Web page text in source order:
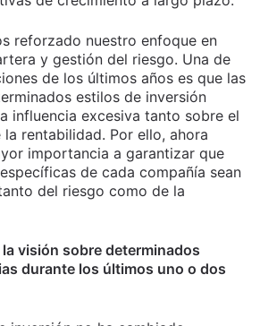
reforzado nuestro enfoque en
y gestión del riesgo. Una de
de los últimos años es que las
estilos de inversión
influencia excesiva tanto sobre el
rentabilidad. Por ello, ahora
importancia a garantizar que
de cada compañía sean
del riesgo como de la
visión sobre determinados
durante los últimos uno o dos